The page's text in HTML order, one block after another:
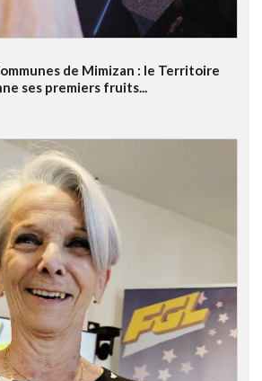
de Mimizan : le Territoire
ses premiers fruits...